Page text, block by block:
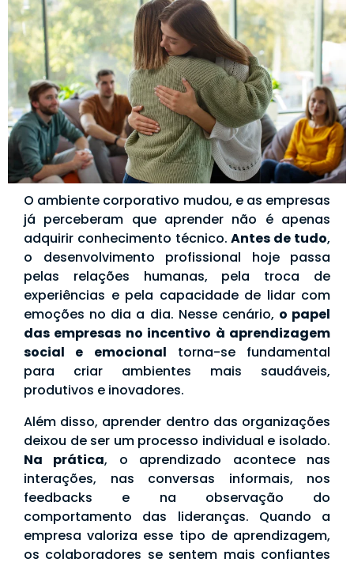
O ambiente corporativo mudou, e as empresas
já perceberam que aprender não é apenas
adquirir conhecimento técnico.Antes de tudo,
o desenvolvimento profissional hoje passa
pelas relações humanas, pela troca de
experiências e pela capacidade de lidar com
emoções no dia a dia. Nesse cenário, o papel
das empresas no incentivo à aprendizagem
social e emocional torna-se fundamental
para criar ambientes mais saudáveis,
produtivos e inovadores.
Além disso, aprender dentro das organizações
deixou de ser um processo individual e isolado.
Na prática, o aprendizado acontece nas
interações, nas conversas informais, nos
feedbacks e na observação do
comportamento das lideranças. Quando a
empresa valoriza esse tipo de aprendizagem,
os colaboradores se sentem mais confiantes